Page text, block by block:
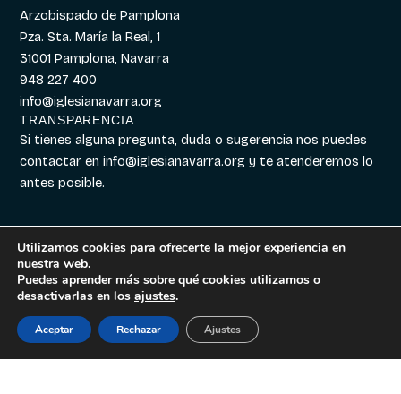
Arzobispado de Pamplona
Pza. Sta. María la Real, 1
31001 Pamplona, Navarra
948 227 400
info@iglesianavarra.org
TRANSPARENCIA
Si tienes alguna pregunta, duda o sugerencia nos puedes
contactar eninfo@iglesianavarra.org y te atenderemos lo
antes posible.
Aviso legal|
Cookies|Política de
Utilizamos cookies para ofrecerte la mejor experiencia en
nuestra web.
Puedes aprender más sobre qué cookies utilizamos o
desactivarlas en los ajustes.
Aceptar Rechazar Ajustes